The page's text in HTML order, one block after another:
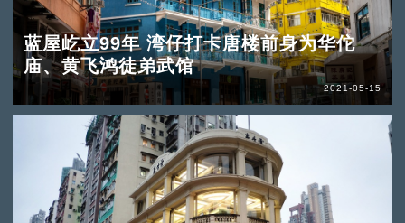
蓝屋屹立99年 湾仔打卡唐楼前身为华佗
庙、黄飞鸿徒弟武馆
2021-05-15